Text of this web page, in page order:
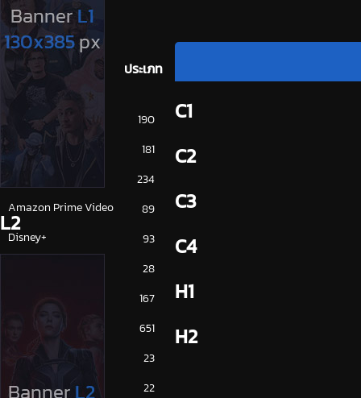
ประเภท
การ์ตูน
190
ดูซีรี่ย์ 2025
181
234
Amazon Prime Video
89
Disney+
93
28
167
651
ซีรีย์จีน
23
ซีรีย์ญี่ปุ่น
22
C1
C2
C3
C4
H1
H2
L2